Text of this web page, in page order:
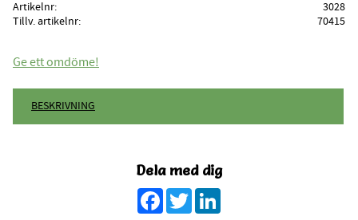
Artikelnr
3028
Tillv. artikelnr
70415
Ge ett omdöme!
BESKRIVNING
Dela med dig
Facebook
Twitter